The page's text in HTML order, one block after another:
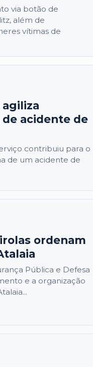
via botão de
além de
vítimas de
agiliza
acidente de
contribuiu para o
de um acidente de
ordenam
Pública e Defesa
e a organização